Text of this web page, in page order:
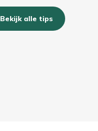
Bekijk alle tips